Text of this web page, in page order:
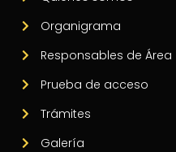
Organigrama
Responsables de Área
Prueba de acceso
Trámites
Galería